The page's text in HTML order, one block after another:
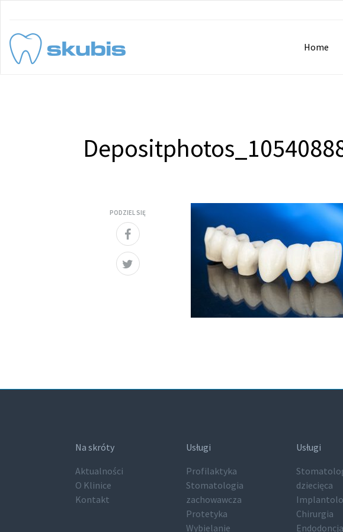
Home
PODZIEL SIĘ
Na skróty
Aktualności
O Klinice
Kontakt
Usługi
Profilaktyka
Stomatologia
zachowawcza
Protetyka
Wybielanie
Usługi
dziecięca
Chirurgia
Endodoncja